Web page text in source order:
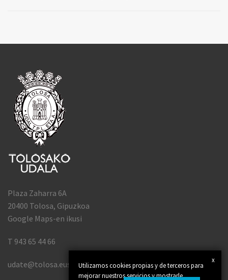
x
Utilizamos cookies propias y de terceros para
mejorar nuestros servicios y mostrarle
Plaza Zaharra 6A
20400 Tolosa, Gipuzkoa
Google Maps-en ikusi
T 943 65 44 66
udate@tolosa.eus